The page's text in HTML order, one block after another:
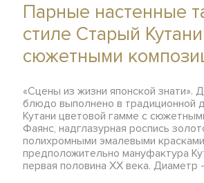
Парные настенные
стиле Старый
сюжетными
«Сцены из жизни японской знати».
блюдо выполнено в традиционной
Кутани цветовой гамме с
Фаянс, надглазурная роспись
полихромными эмалевыми
предположительно мануфактура
первая половина ХХ века. Диаметр